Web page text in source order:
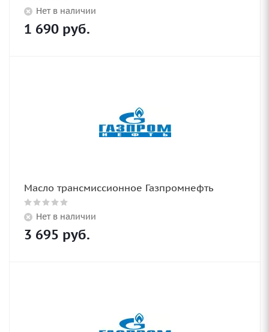
Нет в наличии
1 690 руб.
Масло трансмиссионное Газпромнефть
Нет в наличии
3 695 руб.